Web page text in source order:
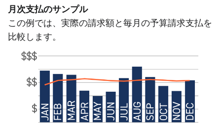
月次支払のサンプル
この例では、実際の請求額と毎月の予算請求支払を
比較します。